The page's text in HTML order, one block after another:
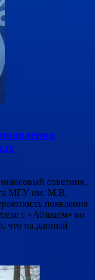
советник,
МГУ им. М.В.
появления
с «Абзацем» во
что на данный